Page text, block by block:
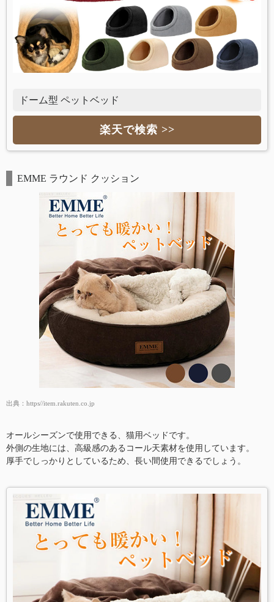
ドーム型 ペットベッド
楽天で検索 >>
EMME ラウンド クッション
出典： https//item.rakuten.co.jp
オールシーズンで使用できる、猫用ベッドです。
外側の生地には、高級感のあるコール天素材を使用しています。
厚手でしっかりとしているため、長い間使用できるでしょう。